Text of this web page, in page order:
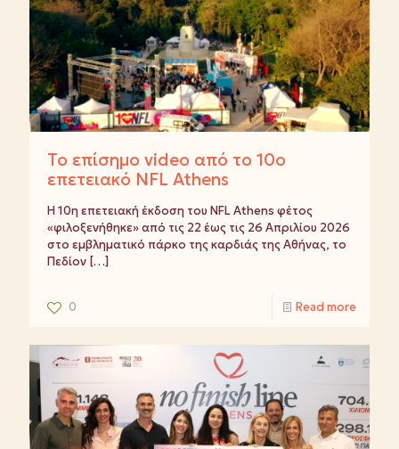
Το επίσημο video από το 10ο
επετειακό NFL Athens
Η 10η επετειακή έκδοση του NFL Athens φέτος
«φιλοξενήθηκε» από τις 22 έως τις 26 Απριλίου 2026
στο εμβληματικό πάρκο της καρδιάς της Αθήνας, το
Πεδίον […]
0 Read more